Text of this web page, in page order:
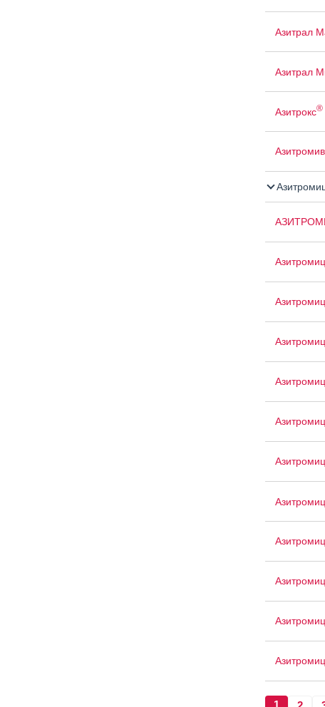
Азитрал
Азитрал
Азитрокс®